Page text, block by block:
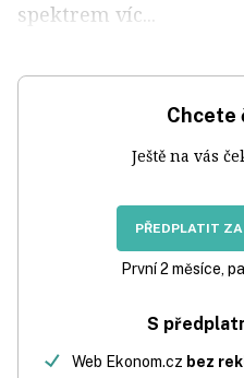
spektrem víc...
Chcete
Ještě na vás
PŘEDPLATIT
První 2 měsíce,
S
Web Ekonom.cz bez